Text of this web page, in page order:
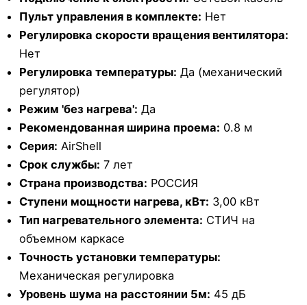
Пульт управления в комплекте: Нет
Регулировка скорости вращения вентилятора:
Нет
Регулировка температуры: Да (механический
регулятор)
Режим 'без нагрева': Да
Рекомендованная ширина проема: 0.8 м
Серия: AirShell
Срок службы: 7 лет
Страна производства: РОССИЯ
Ступени мощности нагрева, кВт: 3,00 кВт
Тип нагревательного элемента: СТИЧ на
объемном каркасе
Точность установки температуры:
Механическая регулировка
Уровень шума на расстоянии 5м: 45 дБ